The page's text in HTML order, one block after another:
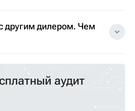
другим дилером. Чем
аудит